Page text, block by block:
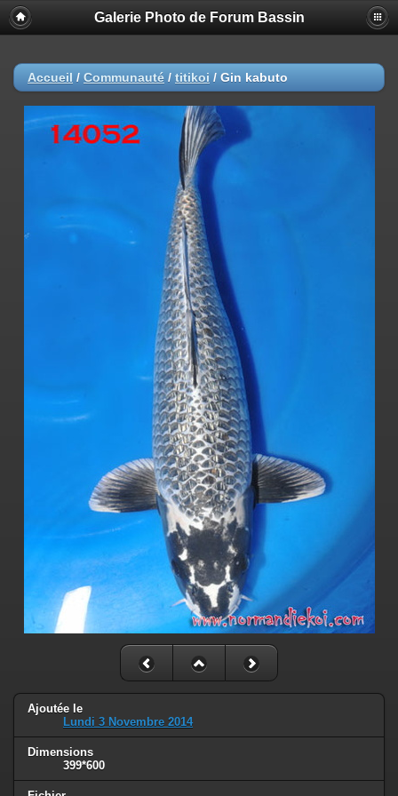
Galerie Photo de Forum Bassin
Accueil / Communauté / titikoi / Gin kabuto
Ajoutée le
Lundi 3 Novembre 2014
Dimensions
399*600